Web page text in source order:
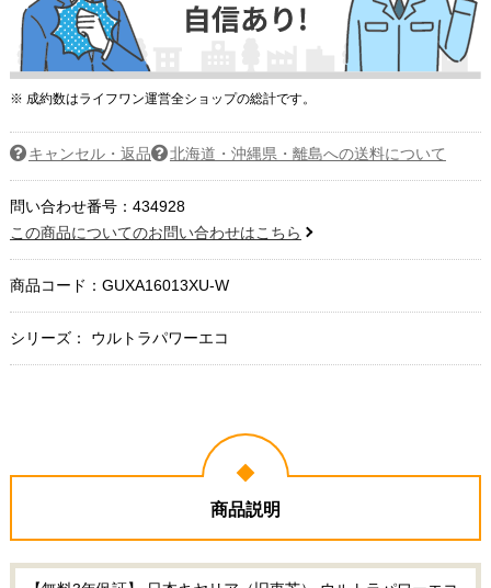
※ 成約数はライフワン運営全ショップの総計です。
キャンセル・返品 北海道・沖縄県・離島への送料について
問い合わせ番号：434928
この商品についてのお問い合わせはこちら
商品コード： GUXA16013XU-W
シリーズ： ウルトラパワーエコ
商品説明